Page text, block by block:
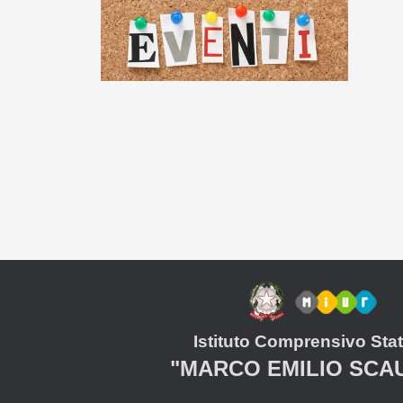
Istituto Comprensivo
"MARCO EMILIO